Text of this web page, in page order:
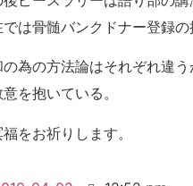
は骨髄バンクドナー登録の
の為の方法論はそれぞれ違
を抱いている。
福をお祈りします。